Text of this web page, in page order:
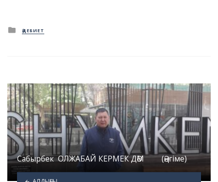
Posted
in
ӘДЕБИЕТ
Сабырбек ОЛЖАБАЙ КЕРМЕК ДӘМ (Әңгіме)